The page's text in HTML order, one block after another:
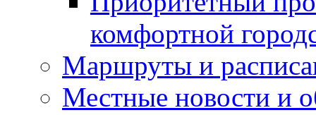
комфортной
Маршруты и
Местные новости и